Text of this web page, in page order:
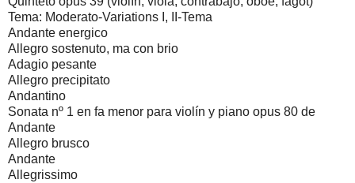
Tema: Moderato-Variations I, II-Tema
Andante energico
Allegro sostenuto, ma con brio
Adagio pesante
Allegro precipitato
Andantino
Sonata nº 1 en fa menor para violín y piano opus 80 de
Andante
Allegro brusco
Andante
Allegrissimo